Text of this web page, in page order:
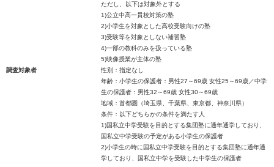
ただし、以下は対象外とする
1)公立中高一貫校対策の塾
2)小学生を対象とした高校受験向けの塾
3)受験等を対象としない補習塾
4)一部の教科のみを扱っている塾
5)映像授業が主体の塾
調査対象者
性別：指定なし
年齢：小学生の保護者：男性27～69歳 女性25～69歳／中学
生の保護者：男性32～69歳 女性30～69歳
地域：首都圏（埼玉県、千葉県、東京都、神奈川県）
条件：以下どちらかの条件を満たす人
1)国私立中学受験を目的とする集団塾に通年通学しており、
国私立中学受験の予定がある小学生の保護者
2)小学生の時に国私立中学受験を目的とする集団塾に通年通
学しており、国私立中学を受験した中学生の保護者